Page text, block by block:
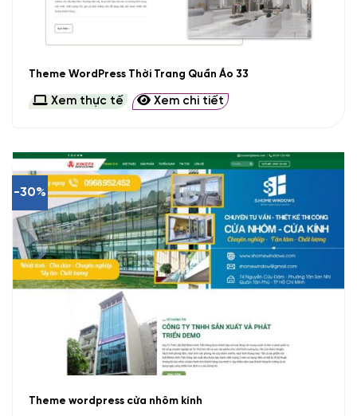
Theme WordPress Thời Trang Quần Áo 33
Xem thực tế Xem chi tiết
-30%
Theme wordpress cửa nhôm kính